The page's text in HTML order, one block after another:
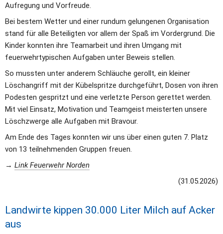
Aufregung und Vorfreude.
Bei bestem Wetter und einer rundum gelungenen Organisation
stand für alle Beteiligten vor allem der Spaß im Vordergrund. Die
Kinder konnten ihre Teamarbeit und ihren Umgang mit
feuerwehrtypischen Aufgaben unter Beweis stellen.
So mussten unter anderem Schläuche gerollt, ein kleiner
Löschangriff mit der Kübelspritze durchgeführt, Dosen von ihren
Podesten gespritzt und eine verletzte Person gerettet werden.
Mit viel Einsatz, Motivation und Teamgeist meisterten unsere
Löschzwerge alle Aufgaben mit Bravour.
Am Ende des Tages konnten wir uns über einen guten 7. Platz
von 13 teilnehmenden Gruppen freuen.
→ Link Feuerwehr Norden
(31.05.2026)
Landwirte kippen 30.000 Liter Milch auf Acker
aus